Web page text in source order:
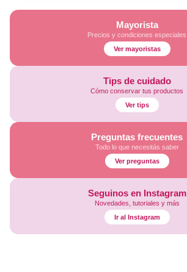
Mayorista
Precios y condiciones especiales
Ver mayoristas
Tips de cuidado
Cómo conservar tus productos
Ver tips
Preguntas frecuentes
Todo lo que necesitás saber
Ver preguntas
Seguinos en Instagram
Novedades, tutoriales y más
Ir al Instagram